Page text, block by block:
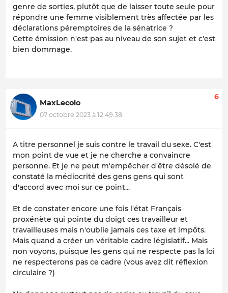
genre de sorties, plutôt que de laisser toute seule pour
répondre une femme visiblement très affectée par les
déclarations péremptoires de la sénatrice ?
Cette émission n'est pas au niveau de son sujet et c'est
bien dommage.
MaxLecolo
07 octobre 2023 à 12:49:38
6
A titre personnel je suis contre le travail du sexe. C'est
mon point de vue et je ne cherche a convaincre
personne. Et je ne peut m'empêcher d'être désolé de
constaté la médiocrité des gens gens qui sont
d'accord avec moi sur ce point...
Et de constater encore une fois l'état Français
proxénète qui pointe du doigt ces travailleur et
travailleuses mais n'oublie jamais ces taxe et impôts.
Mais quand a créer un véritable cadre législatif... Mais
non voyons, puisque les gens qui ne respecte pas la loi
ne respecterons pas ce cadre (vous avez dit réflexion
circulaire ?)